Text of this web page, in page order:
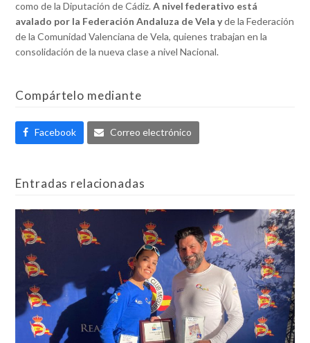
como de la Diputación de Cádiz.A nivel federativo está
avalado por la Federación Andaluza de Vela yde la Federación
de la Comunidad Valenciana de Vela, quienes trabajan en la
consolidación de la nueva clase a nivel Nacional.
Compártelo mediante
Facebook Correo electrónico
Entradas relacionadas